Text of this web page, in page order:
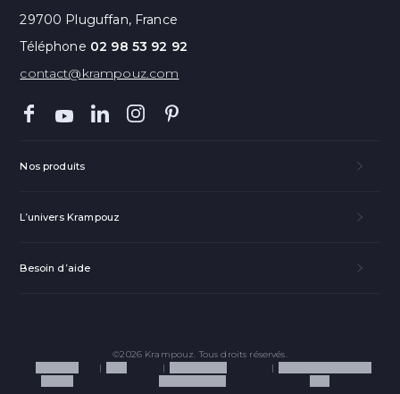
29700 Pluguffan, France
Téléphone 02 98 53 92 92
contact@krampouz.com
Nos produits
L’univers Krampouz
Besoin d’aide
©2026 Krampouz. Tous droits réservés.